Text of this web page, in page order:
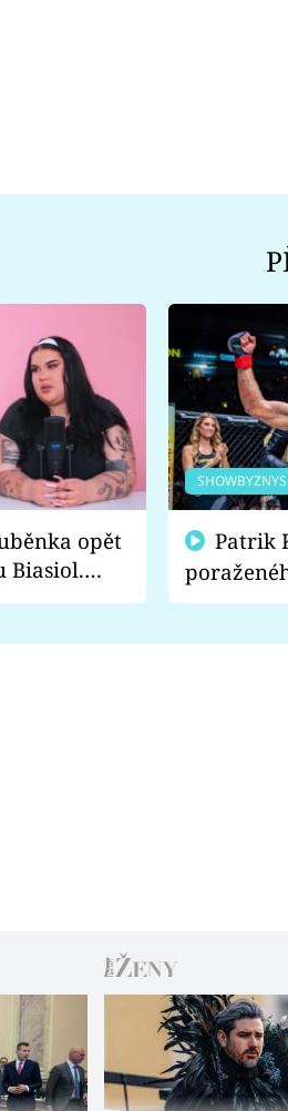
opět
Biasiol.
falešná a
SHOWBYZNYS
fanoušci